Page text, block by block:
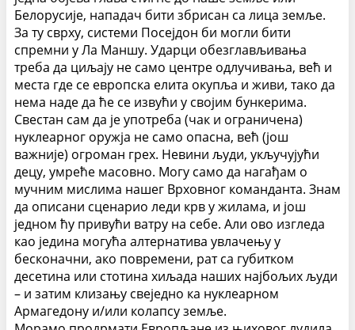
Белорусије, нападач бити збрисан са лица земље.
За ту сврху, системи Посејдон би могли бити
спремни у Ла Маншу. Ударци обезглављивања
треба да циљају не само центре одлучивања, већ и
места где се европска елита окупља и живи, тако да
нема наде да ће се извући у својим бункерима.
Свестан сам да је употреба (чак и ограничена)
нуклеарног оружја не само опасна, већ (још
важније) огроман грех. Невини људи, укључујући
децу, умреће масовно. Могу само да нагађам о
мучним мислима нашег Врховног команданта. Знам
да описани сценарио леди крв у жилама, и још
једном ћу привући ватру на себе. Али ово изгледа
као једина могућа алтернатива увлачењу у
бесконачни, ако повремени, рат са губитком
десетина или стотина хиљада наших најбољих људи
– и затим клизању свеједно ка нуклеарном
Армагедону и/или колапсу земље.